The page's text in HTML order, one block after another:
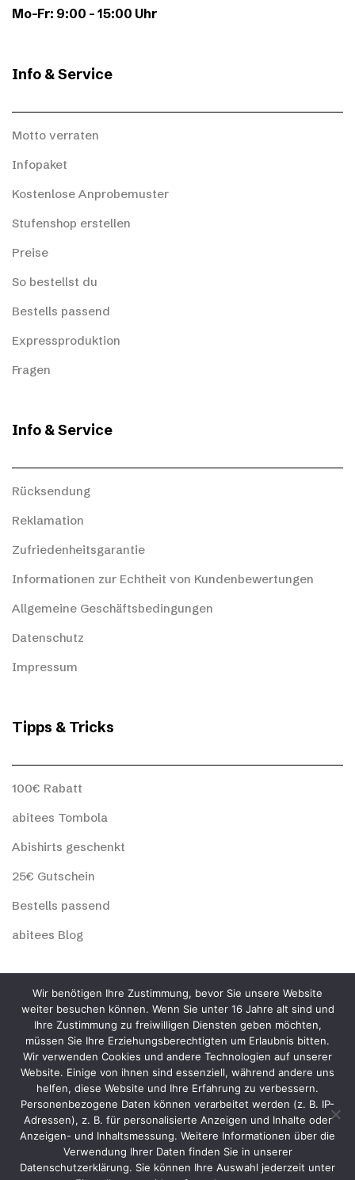
Mo–Fr: 9:00 – 15:00 Uhr
Info & Service
Motto verraten
Infopaket
Kostenlose Anprobemuster
Stufenshop erstellen
Preise
So bestellst du
Bestells passend
Expressproduktion
Fragen
Info & Service
Rücksendung
Reklamation
Zufriedenheitsgarantie
Informationen zur Echtheit von Kundenbewertungen
Allgemeine Geschäftsbedingungen
Datenschutz
Impressum
Tipps & Tricks
100€ Rabatt
abitees Tombola
Abishirts geschenkt
25€ Gutschein
Bestells passend
abitees Blog
abitees Social
abitees und SCHUSHI® sind registrierte und geschützte Marken.
Alle verwendeten Bilder und Texte unterstehen dem
Wir benötigen Ihre Zustimmung, bevor Sie unsere Website
weiter besuchen können. Wenn Sie unter 16 Jahre alt sind und
Ihre Zustimmung zu freiwilligen Diensten geben möchten,
müssen Sie Ihre Erziehungsberechtigten um Erlaubnis bitten.
Wir verwenden Cookies und andere Technologien auf unserer
Website. Einige von ihnen sind essenziell, während andere uns
helfen, diese Website und Ihre Erfahrung zu verbessern.
Personenbezogene Daten können verarbeitet werden (z. B. IP-
Adressen), z. B. für personalisierte Anzeigen und Inhalte oder
Anzeigen- und Inhaltsmessung. Weitere Informationen über die
Verwendung Ihrer Daten finden Sie in unserer
Datenschutzerklärung. Sie können Ihre Auswahl jederzeit unter